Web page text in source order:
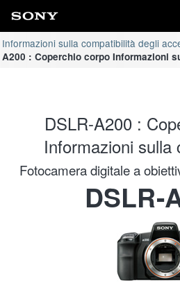
Informazioni sulla compatibilità degli
A200 : Coperchio corpo Informazioni
DSLR-A200 :
Informazioni sulla
Fotocamera digitale a
DSLR-